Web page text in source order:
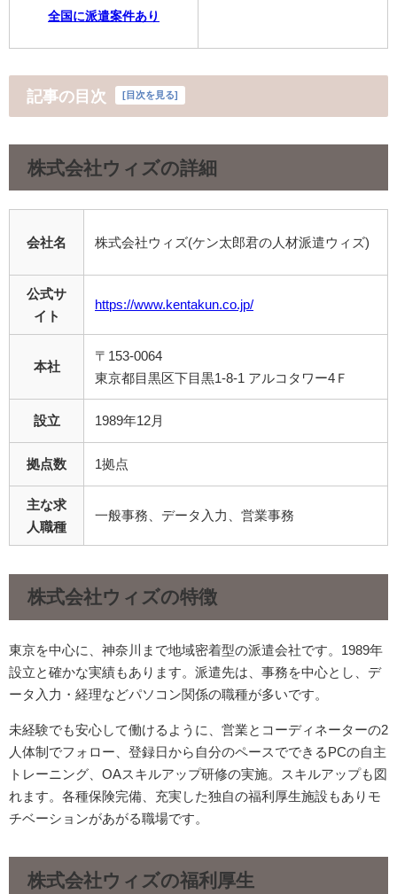
全国に派遣案件あり
記事の目次 [目次を見る]
株式会社ウィズの詳細
会社名 株式会社ウィズ(ケン太郎君の人材派遣ウィズ)
公式サ
イト
https://www.kentakun.co.jp/
本社
〒153-0064
東京都目黒区下目黒1-8-1 アルコタワー4Ｆ
設立 1989年12月
拠点数 1拠点
主な求
人職種
一般事務、データ入力、営業事務
株式会社ウィズの特徴
東京を中心に、神奈川まで地域密着型の派遣会社です。1989年
設立と確かな実績もあります。派遣先は、事務を中心とし、デ
ータ入力・経理などパソコン関係の職種が多いです。
未経験でも安心して働けるように、営業とコーディネーターの2
人体制でフォロー、登録日から自分のペースでできるPCの自主
トレーニング、OAスキルアップ研修の実施。スキルアップも図
れます。各種保険完備、充実した独自の福利厚生施設もありモ
チベーションがあがる職場です。
株式会社ウィズの福利厚生